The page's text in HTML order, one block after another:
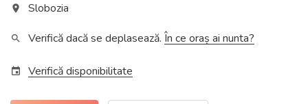
place Slobozia
search Verifică dacă se deplasează. În ce oraș ai nunta?
event Verifică disponibilitate